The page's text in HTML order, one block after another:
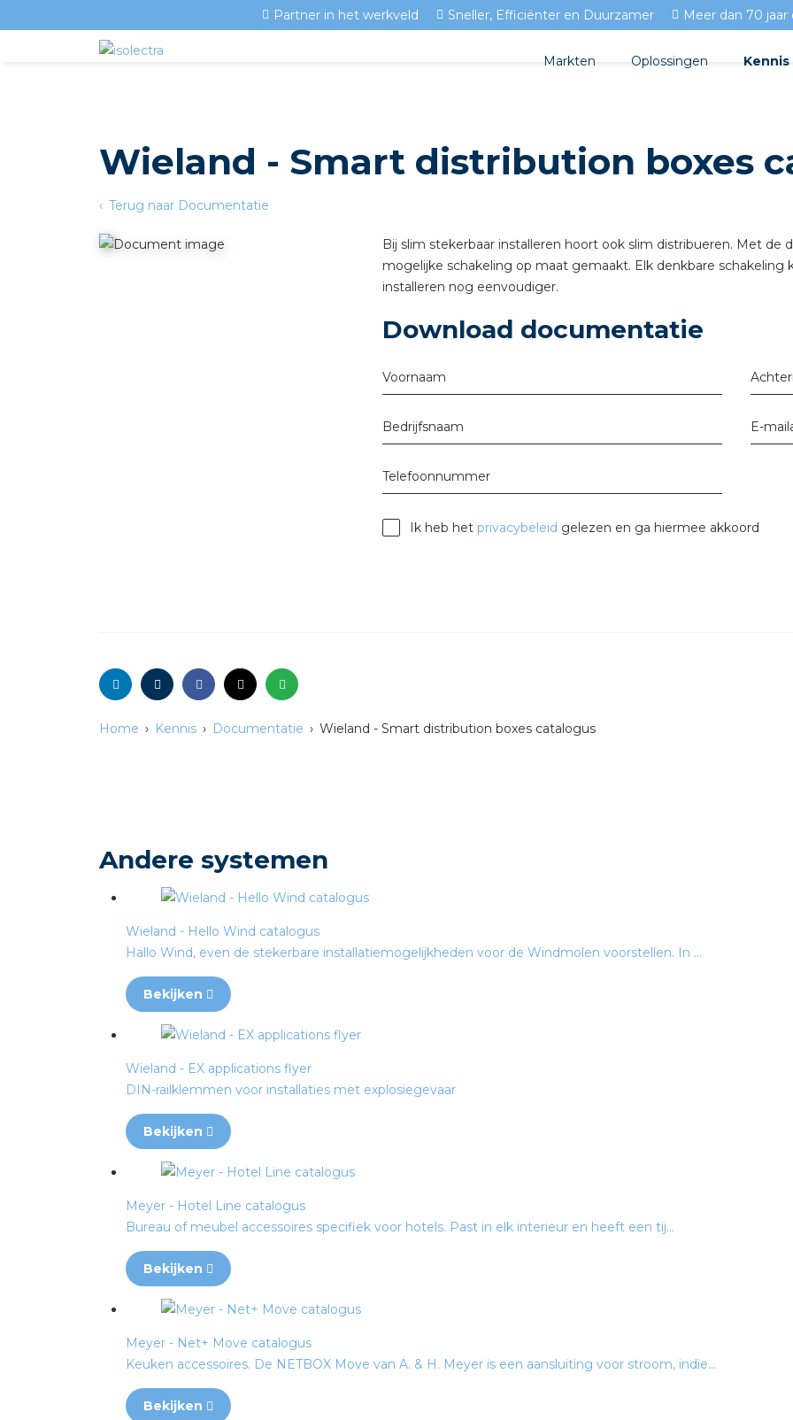
Wieland - Smart distribution boxes
Terug naar Documentatie
Bij slim stekerbaar installeren hoort ook slim distribueren. Met de
mogelijke schakeling op maat gemaakt. Elk denkbare
installeren nog eenvoudiger.
Download documentatie
Voornaam
Bedrijfsnaam E-
Telefoonnummer
Ik heb het privacybeleid gelezen en ga hiermee akkoord
Home Kennis Documentatie Wieland - Smart distribution boxes catalogus
Andere systemen
Wieland - Hello Wind catalogus
Hallo Wind, even de stekerbare installatiemogelijkheden voor de Windmolen voorstellen. In ...
Bekijken
Wieland - EX applications flyer
DIN-railklemmen voor installaties met explosiegevaar
Bekijken
Meyer - Hotel Line catalogus
Bureau of meubel accessoires specifiek voor hotels. Past in elk interieur en heeft een tij...
Bekijken
Meyer - Net+ Move catalogus
Keuken accessoires. De NETBOX Move van A. & H. Meyer is een aansluiting voor stroom, indie...
Bekijken
Partner in het werkveld Sneller, Efficiënter en Duurzamer Meer dan 70 jaar
Markten
Utiliteit
Oplossingen
Circulair installeren
Sensoren
Stekerbaar installeren in de
Wieland stekerbare
Wieland GST®
Kennis
FAQ's